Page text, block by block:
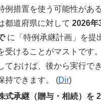
例措置を使う可能性があ
都道府県に対して 2026年
に「特例承継計画」を提
受けることがマストです
ておけば、後から実行で
持できます。 (Dir)
式承継（贈与・相続）を